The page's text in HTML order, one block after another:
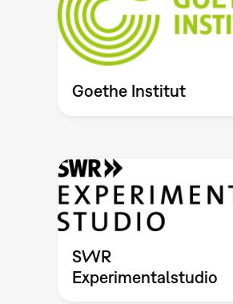
Goethe Institut
SWR
Experimentalstudio